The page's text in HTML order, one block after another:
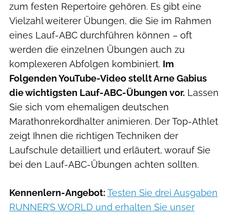
zum festen Repertoire gehören. Es gibt eine
Vielzahl weiterer Übungen, die Sie im Rahmen
eines Lauf-ABC durchführen können – oft
werden die einzelnen Übungen auch zu
komplexeren Abfolgen kombiniert. Im
Folgenden YouTube-Video stellt Arne Gabius
die wichtigsten Lauf-ABC-Übungen vor. Lassen
Sie sich vom ehemaligen deutschen
Marathonrekordhalter animieren. Der Top-Athlet
zeigt Ihnen die richtigen Techniken der
Laufschule detailliert und erläutert, worauf Sie
bei den Lauf-ABC-Übungen achten sollten.
Kennenlern-Angebot:Testen Sie drei Ausgaben
RUNNER’S WORLD und erhalten Sie unser